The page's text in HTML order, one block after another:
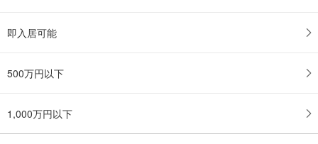
即入居可能
500万円以下
1,000万円以下